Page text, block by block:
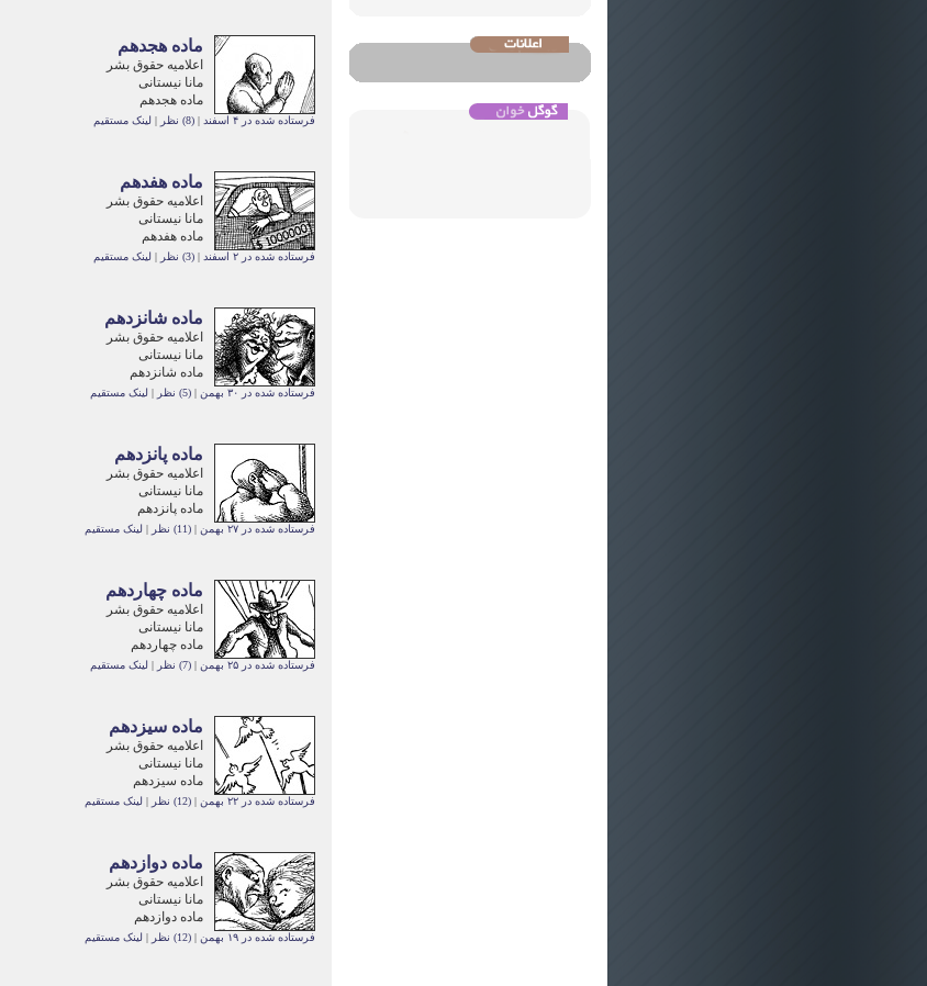
ماده هجدهم
اعلامیه حقوق بشر
مانا نیستانی
ماده هجدهم
فرستاده شده در ۴ اسفند |(8) نظر | لینک مستقیم
ماده هفدهم
اعلامیه حقوق بشر
مانا نیستانی
ماده هفدهم
فرستاده شده در ۲ اسفند |(3) نظر | لینک مستقیم
ماده شانزدهم
اعلامیه حقوق بشر
مانا نیستانی
ماده شانزدهم
فرستاده شده در ۳۰ بهمن |(5) نظر | لینک مستقیم
ماده پانزدهم
اعلامیه حقوق بشر
مانا نیستانی
ماده پانزدهم
فرستاده شده در ۲۷ بهمن |(11) نظر | لینک مستقیم
ماده چهاردهم
اعلامیه حقوق بشر
مانا نیستانی
ماده چهاردهم
فرستاده شده در ۲۵ بهمن |(7) نظر | لینک مستقیم
ماده سیزدهم
اعلامیه حقوق بشر
مانا نیستانی
ماده سیزدهم
فرستاده شده در ۲۲ بهمن |(12) نظر | لینک مستقیم
ماده دوازدهم
اعلامیه حقوق بشر
مانا نیستانی
ماده دوازدهم
فرستاده شده در ۱۹ بهمن |(12) نظر | لینک مستقیم